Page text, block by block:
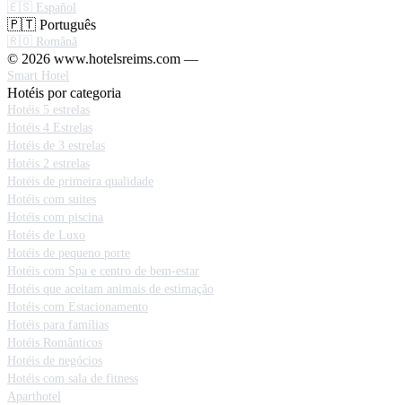
🇪🇸 Español
🇵🇹 Português
🇷🇴 Română
© 2026 www.hotelsreims.com —
Smart Hotel
Hotéis por categoria
Hotéis 5 estrelas
Hotéis 4 Estrelas
Hotéis de 3 estrelas
Hotéis 2 estrelas
Hotéis de primeira qualidade
Hotéis com suites
Hotéis com piscina
Hotéis de Luxo
Hotéis de pequeno porte
Hotéis com Spa e centro de bem-estar
Hotéis que aceitam animais de estimação
Hotéis com Estacionamento
Hotéis para famílias
Hotéis Românticos
Hotéis de negócios
Hotéis com sala de fitness
Aparthotel